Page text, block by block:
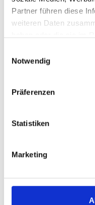
Partner führen diese
weiteren Daten
Notwendig
Präferenzen
Statistiken
Marketing
productos se